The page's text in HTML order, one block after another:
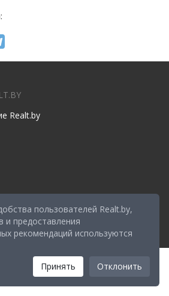
пользователей Realt.by,
и предоставления
рекомендаций используются
Принять Отклонить
Realt.by